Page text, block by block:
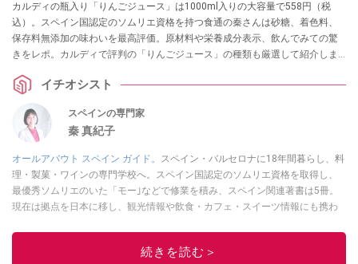
カルディの瓶入り「りんごジュース」は1000ml入りの大容量で558円（税
込）。スペイン国認定のソムリエ資格を持つ食通の秦さんは砂糖、着色料、
保存料無添加の味わいを最高評価。原材料や栄養成分表示、飲んでみての驚
きをレポ。カルディで評判の「りんごジュース」の種類も厳選して紹介しま
イチオシスト
スペインの専門家
秦 真紀子
オールアバウト スペイン ガイド。 スペイン・バルセロナに18年間暮らし、料
理・製菓・ワインの専門学校へ。スペイン国認定のソムリエ資格を取得し、
最優秀ソムリエのいた「モー｣などで修業を積み、スペイン関連著書は5冊。
現在は拠点を日本に移し、観光情報や飲食・カフェ・スイーツ情報にも携わ
ーツ販売チェーンのおすすめ商品情報も発信。
17州おいしい旅』（‎産業編集センター刊）ほか。
続きを読む＞